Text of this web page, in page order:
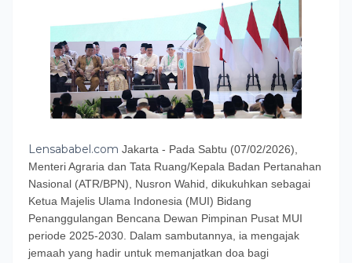
Lensababel.com Jakarta - Pada Sabtu (07/02/2026),
Menteri Agraria dan Tata Ruang/Kepala Badan Pertanahan
Nasional (ATR/BPN), Nusron Wahid, dikukuhkan sebagai
Ketua Majelis Ulama Indonesia (MUI) Bidang
Penanggulangan Bencana Dewan Pimpinan Pusat MUI
periode 2025-2030. Dalam sambutannya, ia mengajak
jemaah yang hadir untuk memanjatkan doa bagi